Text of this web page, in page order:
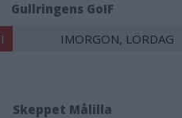
Gullringens GoIF
IMORGON, LÖRDAG
Skeppet Målilla